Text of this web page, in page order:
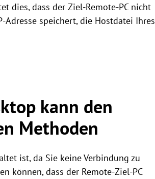
dies, dass der Ziel-Remote-PC nicht
Adresse speichert, die Hostdatei Ihres
kann den
Methoden
ist, da Sie keine Verbindung zu
können, dass der Remote-Ziel-PC